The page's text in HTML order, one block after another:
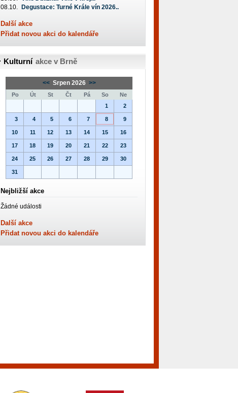
08.10.
Degustace: Turné Krále vín 2026..
Další akce
Přidat novou akci do kalendáře
Kulturní akce v Brně
<< Srpen 2026 >>
Po Út St Čt Pá So
Ne
1
2
3 4 5 6 7 8 9
10 11 12 13 14 15 16
17 18 19 20 21 22 23
24 25 26 27 28 29 30
31
Nejbližší akce
Žádné události
Další akce
Přidat novou akci do kalendáře